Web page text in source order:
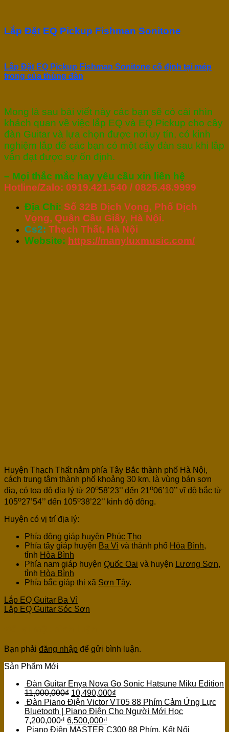
Lắp Đặt EQ Pickup Fishman Sonitone
Lắp Đặt EQ Pickup Fishman Sonitone cố định tại mép
trong của thùng đàn
Mong là sau bài viết này các bạn sẽ có cái nhìn
khách quan về việc lắp EQ và EQ Pickup cho cây
đàn Guitar và lựa chọn được nơi uy tín, có kinh
nghiệm lắp để các bạn có một cây đàn sau khi lắp
vẫn đạt được sự ổn định.
– Mọi thắc mắc hay yêu cầu xin liên hệ
Hotline/Zalo: 0919.421.540 / 0825.48.9999
Địa Chỉ: Số 32B Dịch Vọng, Phố Dịch
Vọng, Quận Cầu Giấy, Hà Nội.
Cs2: Thạch Thất, Hà Nội
Website: https://manyluxmusic.com/
Huyện Thạch Thất nằm phía Tây Bắc thành phố Hà Nội,
cách trung tâm thành phố khoảng 30 km, là vùng bán sơn
địa, có tọa độ địa lý từ 20o58’23’’ đến 21o06’10’’ vĩ độ bắc từ
105o27’54’’ đến 105o38’22’’ kinh độ đông.
Huyện có vị trí địa lý:
Phía đông giáp huyện Phúc Thọ
Phía tây giáp huyện Ba Vì và thành phố Hòa Bình,
tỉnh Hòa Bình
Phía nam giáp huyện Quốc Oai và huyện Lương Sơn,
tỉnh Hòa Bình
Phía bắc giáp thị xã Sơn Tây.
Lắp EQ Guitar Ba Vì
Lắp EQ Guitar Sóc Sơn
Bạn phải đăng nhập để gửi bình luận.
Sản Phẩm Mới
Đàn Guitar Enya Nova Go Sonic Hatsune Miku Edition
11,000,000₫ 10,490,000₫
Đàn Piano Điện Victor VT05 88 Phím Cảm Ứng Lực
Bluetooth | Piano Điện Cho Người Mới Học
7,200,000₫ 6,500,000₫
Piano Điện MASTER C300 88 Phím, Kết Nối